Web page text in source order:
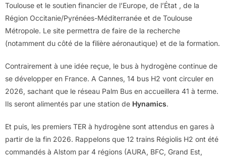
Toulouse et le soutien financier de l’Europe, de l’État , de la
Région Occitanie/Pyrénées-Méditerranée et de Toulouse
Métropole. Le site permettra de faire de la recherche
(notamment du côté de la filière aéronautique) et de la formation.
Contrairement à une idée reçue, le bus à hydrogène continue de
se développer en France. A Cannes, 14 bus H2 vont circuler en
2026, sachant que le réseau Palm Bus en accueillera 41 à terme.
Ils seront alimentés par une station de Hynamics.
Et puis, les premiers TER à hydrogène sont attendus en gares à
partir de la fin 2026. Rappelons que 12 trains Régiolis H2 ont été
commandés à Alstom par 4 régions (AURA, BFC, Grand Est,